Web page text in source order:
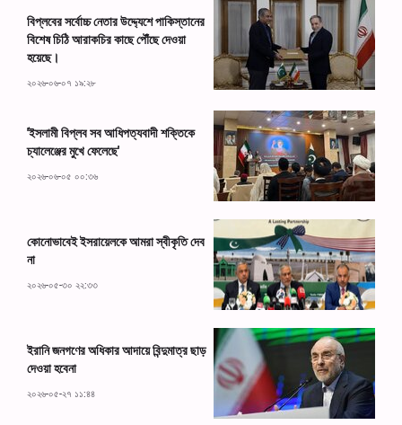
বিপ্লবের সর্বোচ্চ নেতার উদ্দ্যেশে পাকিস্তানের
বিশেষ চিঠি আরাকচির কাছে পৌঁছে দেওয়া
হয়েছে।
২০২৬-০৬-০৭ ১৯:২৮
'ইসলামী বিপ্লব সব আধিপত্যবাদী শক্তিকে
চ্যালেঞ্জের মুখে ফেলেছে'
২০২৬-০৬-০৫ ০০:৩৬
কোনোভাবেই ইসরায়েলকে আমরা স্বীকৃতি দেব
না
২০২৬-০৫-৩০ ২২:৩৩
ইরানি জনগণের অধিকার আদায়ে বিন্দুমাত্র ছাড়
দেওয়া হবেনা
২০২৬-০৫-২৭ ১১:৪৪